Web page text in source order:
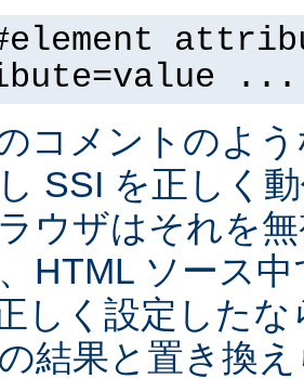
コメントのよ
SSI を正しく
ウザはそれを
HTML ソース
しく設定した
結果と置き換